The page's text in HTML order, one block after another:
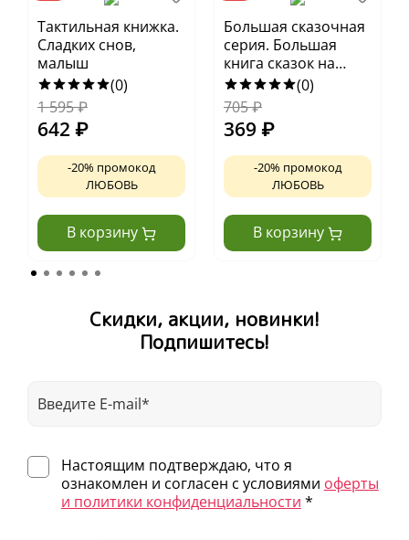
Тактильная книжка.
Сладких снов,
малыш
(0)
1 595₽
642 ₽
-20% промокод
ЛЮБОВЬ
В корзину
Большая сказочная
серия. Большая
книга сказок на
ночь
(0)
705₽
369 ₽
-20% промокод
ЛЮБОВЬ
В корзину
Скидки, акции, новинки!
Подпишитесь!
Настоящим подтверждаю, что я
ознакомлен и согласен с условиями оферты
и политики конфиденциальности *